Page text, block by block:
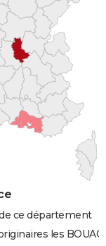
ce département
les